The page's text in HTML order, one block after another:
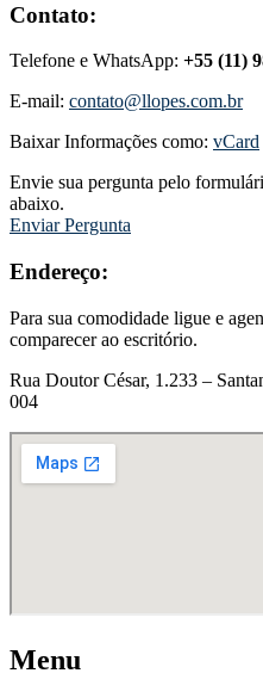
Contato:
Telefone e WhatsApp: +55 (11)
E-mail: contato@llopes.com.br
Baixar Informações como: vCard
Envie sua pergunta pelo
abaixo.
Enviar Pergunta
Endereço:
Para sua comodidade ligue e
comparecer ao escritório.
Rua Doutor César, 1.233 –
004
Menu